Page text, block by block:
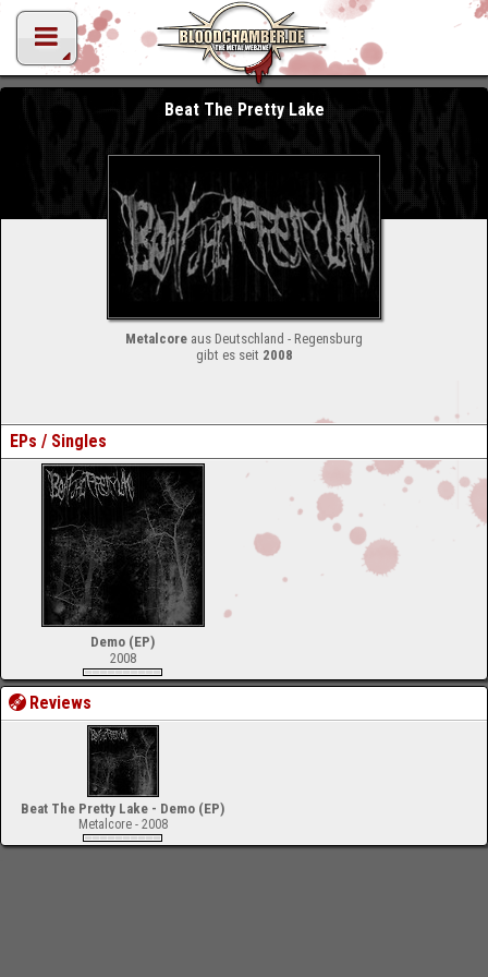
Beat The Pretty Lake
Metalcore aus Deutschland - Regensburg
gibt es seit 2008
EPs / Singles
Demo (EP)
2008
Reviews
Beat The Pretty Lake - Demo (EP)
Metalcore - 2008